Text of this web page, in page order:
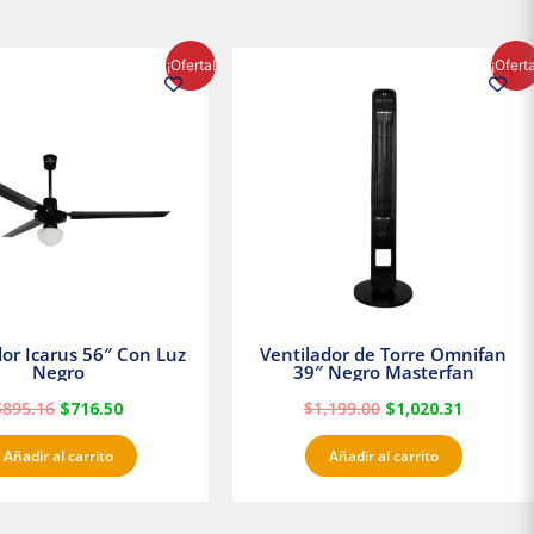
¡Oferta!
Icarus 56″ Con Luz
Negro
895.16 $716.50
precio
actual
Añadir al carrito
Ventilador de Torre Omnifan
39″ Negro Masterfan
$1,199.00
original
era:
$1,199.00.
$1,020.31
precio
actual
Añadir al carrito